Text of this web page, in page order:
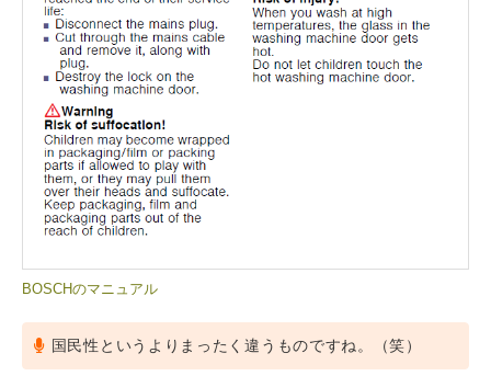
BOSCHのマニュアル
国民性というよりまったく違うものですね。（笑）